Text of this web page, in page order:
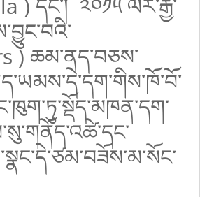
) དང་། ༢༠༡༥ ལོར་རྒྱ་
) ཆམ་ནད་བཅས་